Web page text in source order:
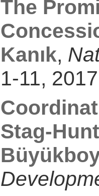
The
Kanık,
1-11,
Stag-